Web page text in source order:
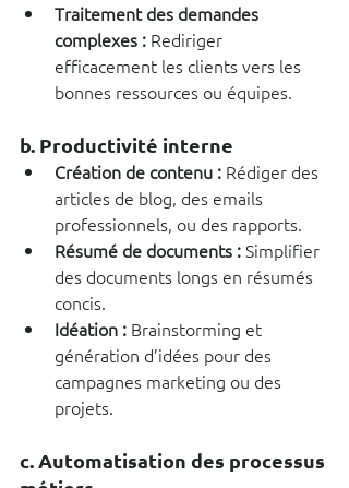
Traitement des demandes
complexes : Rediriger
efficacement les clients vers les
bonnes ressources ou équipes.
b. Productivité interne
Création de contenu : Rédiger des
articles de blog, des emails
professionnels, ou des rapports.
Résumé de documents : Simplifier
des documents longs en résumés
concis.
Idéation : Brainstorming et
génération d’idées pour des
campagnes marketing ou des
projets.
c. Automatisation des processus